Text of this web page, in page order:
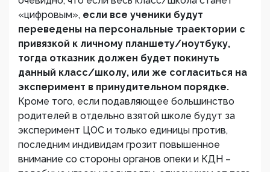
«цифровым», если все ученики будут
переведены на персональные траектории с
привязкой к личному планшету/ноутбуку,
тогда отказник должен будет покинуть
данный класс/школу, или же согласиться на
эксперимент в принудительном порядке.
Кроме того, если подавляющее большинство
родителей в отдельно взятой школе будут за
эксперимент ЦОС и только единицы против,
последним индивидам грозит повышенное
внимание со стороны органов опеки и КДН –